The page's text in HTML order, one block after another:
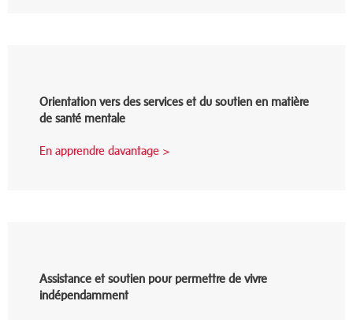
Orientation vers des services et du soutien en matière
de santé mentale
En apprendre davantage >
Assistance et soutien pour permettre de vivre
indépendamment